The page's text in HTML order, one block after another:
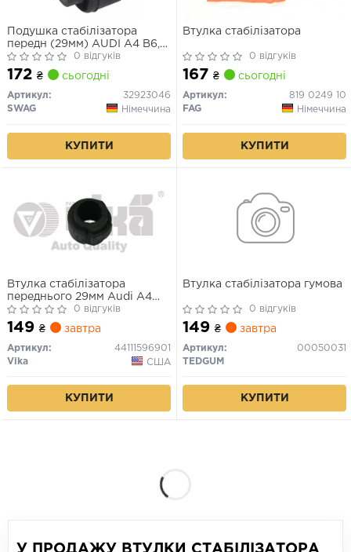
Подушка стабілізатора
передн (29мм) AUDI A4 B6,
A4 B7, A6 ALLROAD C6, A6
C6, A6 C8, A7, A8 D4, R8, R8
SPYDER PORSCHE MACAN
SEAT EXEO, EXEO ST 1.6-6.3
11.00-
0 відгуків
172 ₴ сьогодні
Артикул:
32923046
SWAG
Німеччина
КУПИТИ
Втулка стабілізатора
0 відгуків
167 ₴ сьогодні
Артикул:
819 0249 10
FAG
Німеччина
КУПИТИ
Втулка стабілізатора
переднього 29мм Audi A4
(01-08), A6 (05-11), A6 Avant
(07-11), A8 (10-17)
(44111596901) VIKA
0 відгуків
149 ₴ завтра
Артикул:
44111596901
Vika
США
КУПИТИ
Втулка стабілізатора гумова
0 відгуків
149 ₴ завтра
Артикул:
00050031
TEDGUM
КУПИТИ